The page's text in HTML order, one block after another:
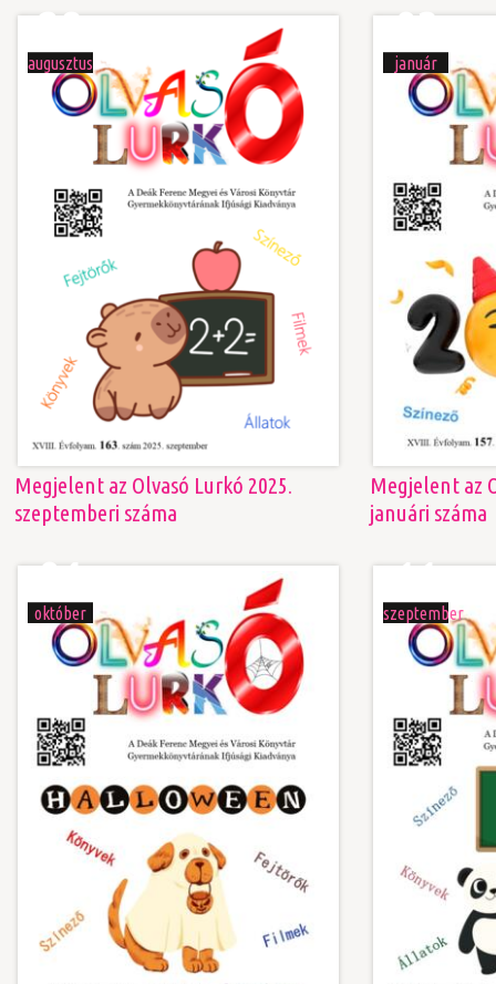
28
augusztus
Megjelent az Olvasó Lurkó 2025.
szeptemberi száma
03
január
Megjelent az
januári száma
04
október
11
szeptember